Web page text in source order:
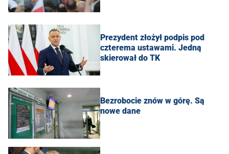
Prezydent złożył podpis pod
czterema ustawami. Jedną
skierował do TK
Bezrobocie znów w górę. Są
nowe dane